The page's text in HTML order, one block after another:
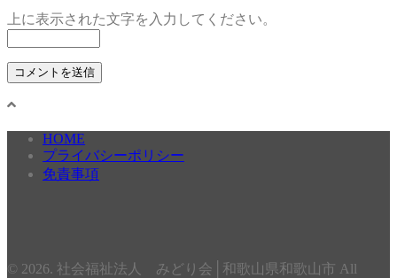
上に表示された文字を入力してください。
HOME
プライバシーポリシー
免責事項
© 2026. 社会福祉法人 みどり会│和歌山県和歌山市 All